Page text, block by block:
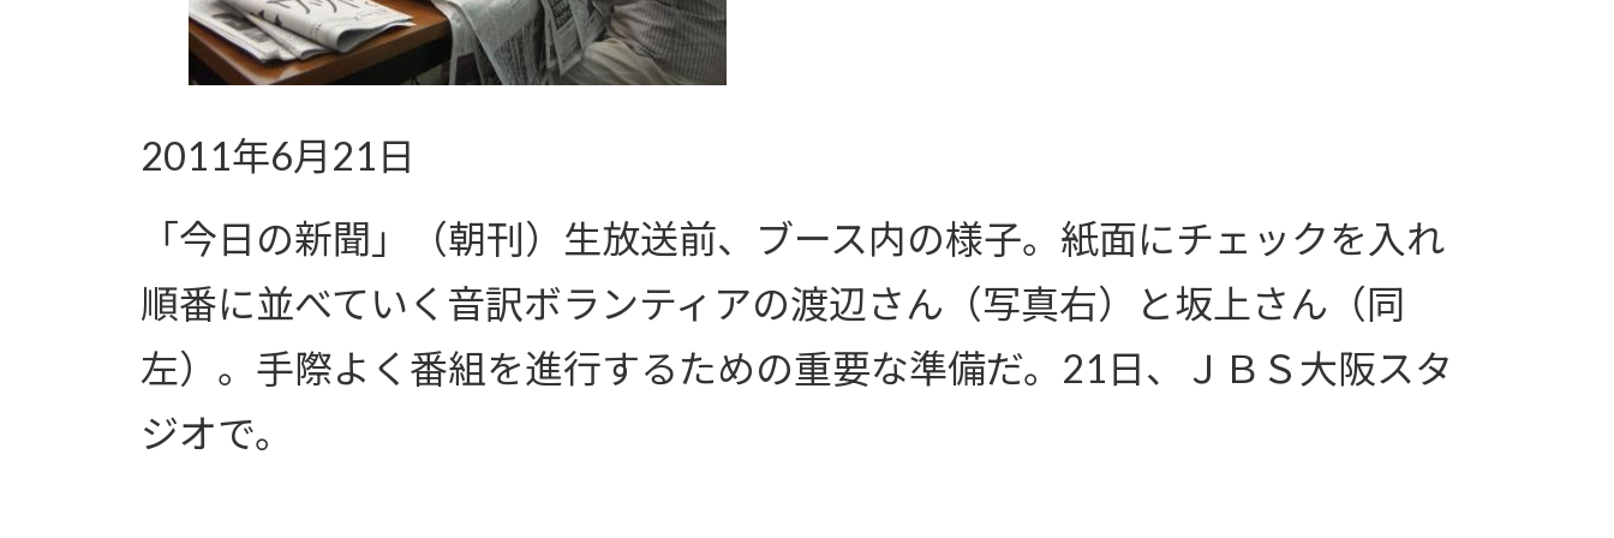
2011年6月21日
「今日の新聞」（朝刊）生放送前、ブース内の様子。紙面にチェックを入れ
順番に並べていく音訳ボランティアの渡辺さん（写真右）と坂上さん（同
左）。手際よく番組を進行するための重要な準備だ。21日、ＪＢＳ大阪スタ
ジオで。